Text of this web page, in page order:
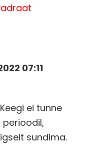
07:11
ei tunne
sundima.